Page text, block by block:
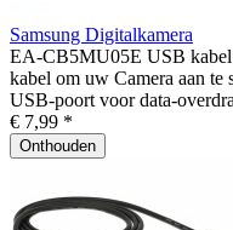
Samsung Digitalkamera
EA-CB5MU05E USB
kabel om uw Camera aan
USB-poort voor data-
€ 7,99 *
Onthouden